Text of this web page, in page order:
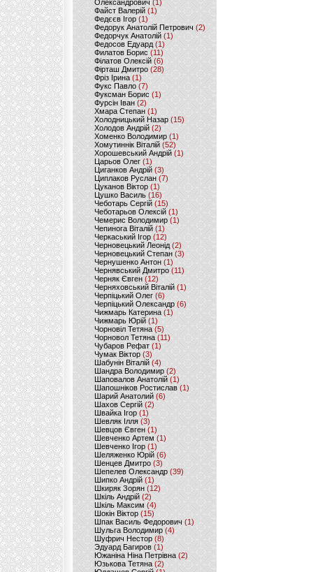
Олександрович (1)
Файст Валерій(1)
Федєєв Ігор (1)
Федорук Анатолій Петрович (2)
Федорчук Анатолій (1)
Федосов Едуард (1)
Филатов Борис (11)
Філатов Олексій (6)
Фірташ Дмитро (28)
Фріз Ірина (1)
Фукс Павло (7)
Фуксман Борис (1)
Фурсін Іван (2)
Хмара Степан(1)
Холодницький Назар(15)
Холодов Андрій (2)
Хоменко Володимир (1)
Хомутиннік Віталій (52)
Хорошевський Андрій (1)
Царьов Олег (1)
Циганков Андрій (3)
Циплаков Руслан(7)
Цуканов Віктор (1)
Цушко Василь (16)
Чеботарь Сергій (15)
Чеботарьов Олексій (1)
Чемерис Володимир (1)
Чепинога Віталій (1)
Черкаський Ігор (12)
Черновецький Леонід(2)
Черновецький Степан (3)
Чернушенко Антон (1)
Чернявський Дмитро(11)
Черняк Євген(12)
Черняховський Віталій (1)
Черпіцький Олег (6)
Черпіцький Олександр (6)
Чижмарь Катерина (1)
Чижмарь Юрій (1)
Чорновіл Тетяна (5)
Чорновол Тетяна (11)
Чубаров Рефат (1)
Чумак Віктор(3)
Шабунін Віталій (4)
Шандра Володимир (2)
Шаповалов Анатолій(1)
Шапошніков Ростислав(1)
Шарий Анатолий(6)
Шахов Сергій(2)
Швайка Ігор (1)
Шевляк Ілля (3)
Шевцов Євген (1)
Шевченко Артем(1)
Шевченко Ігор(1)
Шеляженко Юрій (6)
Шенцев Дмитро (3)
Шепелев Олександр (39)
Шипко Андрій(1)
Шкиряк Зорян(12)
Шкіль Андрій(2)
Шкіль Максим (4)
Шокін Віктор (15)
Шпак Василь Федорович (1)
Шульга Володимир (4)
Шуфрич Нестор(8)
Эдуард Багиров (1)
Южаніна Ніна Петрівна (2)
Юзькова Тетяна(2)